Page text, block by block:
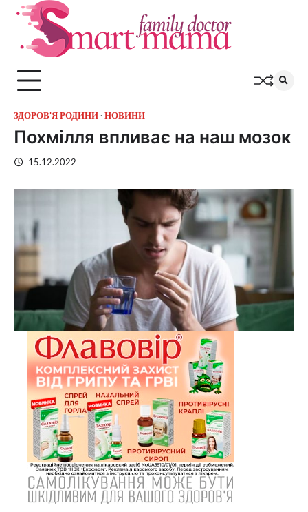
Перейти
ЗДОРОВ'Я РОДИНИ НОВИНИ
Похмілля впливає на наш мозок
15.12.2022